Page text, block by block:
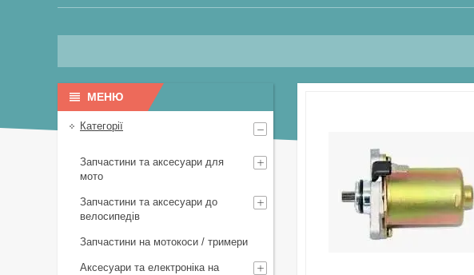
Категорії
Запчастини та аксесуари для
мото
Запчастини та аксесуари до
велосипедів
Запчастини на мотокоси / тримери
Аксесуари та електроніка на